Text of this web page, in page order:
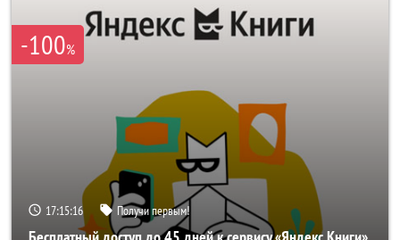
-100%
17:15:14 Получи первым!